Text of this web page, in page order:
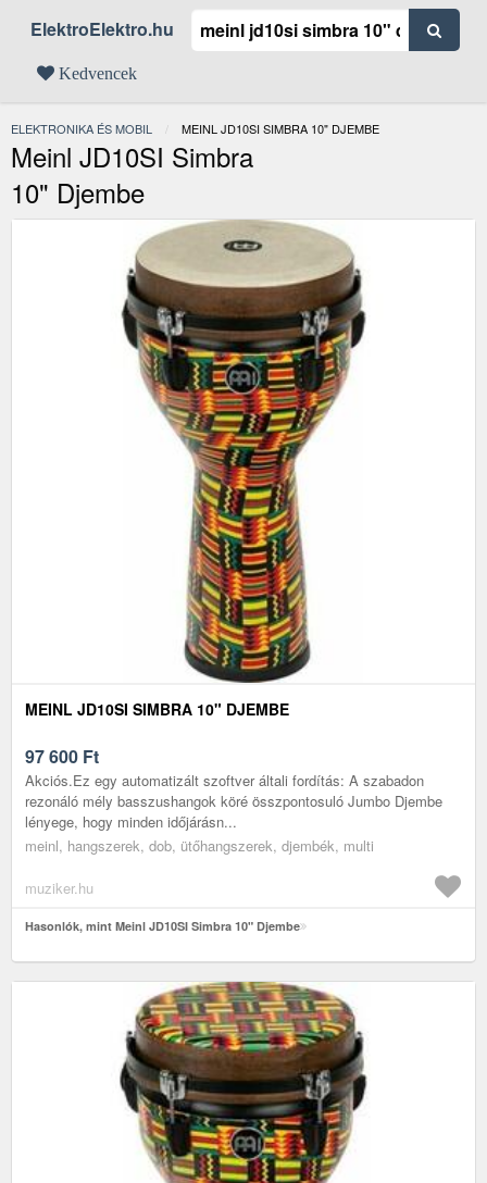
ElektroElektro.hu
Kedvencek
ELEKTRONIKA ÉS MOBIL JELENLEGI:
MEINL JD10SI SIMBRA 10" DJEMBE
Meinl JD10SI Simbra
10" Djembe
MEINL JD10SI SIMBRA 10" DJEMBE
97 600 Ft
Akciós.Ez egy automatizált szoftver általi fordítás: A szabadon
rezonáló mély basszushangok köré összpontosuló Jumbo Djembe
lényege, hogy minden időjárásn...
meinl, hangszerek, dob, ütőhangszerek, djembék, multi
muziker.hu
Hasonlók, mint Meinl JD10SI Simbra 10" Djembe